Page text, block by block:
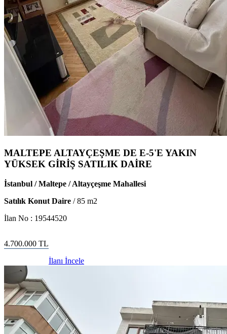
MALTEPE ALTAYÇEŞME DE E-5'E YAKIN
YÜKSEK GİRİŞ SATILIK DAİRE
İstanbul / Maltepe / Altayçeşme Mahallesi
Satılık Konut Daire /85 m2
İlan No : 19544520
4.700.000 TL
İlanı İncele